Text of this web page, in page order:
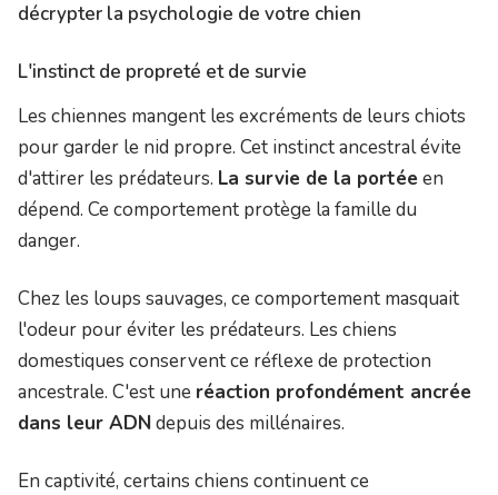
décrypter la psychologie de votre chien
L'instinct de propreté et de survie
Les chiennes mangent les excréments de leurs chiots
pour garder le nid propre. Cet instinct ancestral évite
d'attirer les prédateurs. La survie de la portée en
dépend. Ce comportement protège la famille du
danger.
Chez les loups sauvages, ce comportement masquait
l'odeur pour éviter les prédateurs. Les chiens
domestiques conservent ce réflexe de protection
ancestrale. C'est une réaction profondément ancrée
dans leur ADNdepuis des millénaires.
En captivité, certains chiens continuent ce